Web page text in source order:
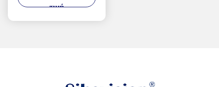
συνεχή λειτουργία 24/7.
τιμή